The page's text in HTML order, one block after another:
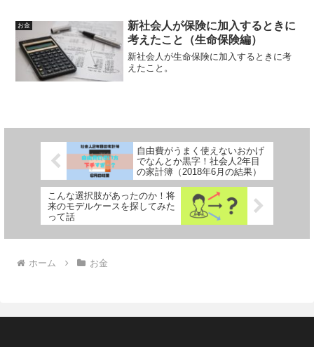
お金
新社会人が保険に加入するときに
考えたこと（生命保険編）
新社会人が生命保険に加入するときに考
えたこと。
自由費がうまく使えないおかげ
でなんとか黒字！社会人2年目
の家計簿（2018年6月の結果）
こんな選択肢があったのか！将
来のモデルケースを探してみた
って話
ホーム お金